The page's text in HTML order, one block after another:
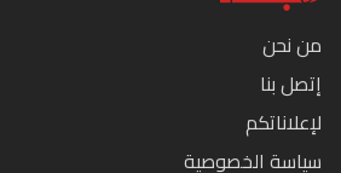
من نحن
إتصل بنا
لإعلاناتكم
سياسة الخصوصية